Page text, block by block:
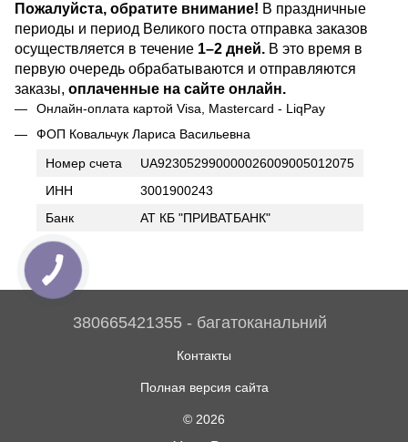
Пожалуйста, обратите внимание! В праздничные
периоды и период Великого поста отправка заказов
осуществляется в течение 1–2 дней. В это время в
первую очередь обрабатываются и отправляются
заказы, оплаченные на сайте онлайн.
Онлайн-оплата картой Visa, Mastercard - LiqPay
ФОП Ковальчук Лариса Васильевна
Номер счета
UA923052990000026009005012075
ИНН
3001900243
Банк
АТ КБ "ПРИВАТБАНК"
380665421355 - багатоканальний
Контакты
Полная версия сайта
© 2026